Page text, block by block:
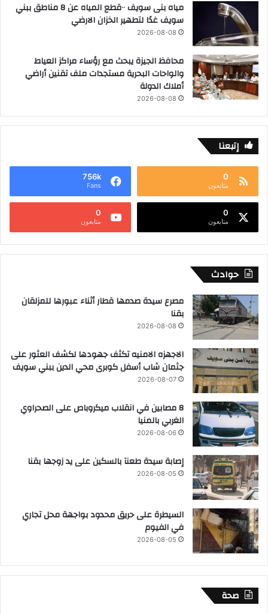
مياه بنى سويف ٠٠قطع المياه عن 8 مناطق ببني
سويف غدًا لتطهير الخزان الارضي
2026-08-08
محافظ الجيزة يبحث مع رؤساء مراكز العياط
والواحات البحرية مستجدات ملف تقنين أراضي
أملاك الدولة
2026-08-08
إتبعنا
0
متابعون
756k
Fans
0
متابعون
0
متابعون
حوادث
مصرع سيدة صدمها قطار أثناء عبورها للمزلقان
بقنا
2026-08-08
الاجهزه الامنيه تكثف جهودها لكشف العثور على
جثمان شاب أسفل كوبرى محي الدين ببني سويف
2026-08-07
8 مصابين في انقلاب ميكروباص على الصحراوي
الغربي بالمنيا
2026-08-06
إصابة سيدة طعنآ بالسكين على يد زوجها بقنا
2026-08-05
السيطرة على حريق محدود بواجهة محل تجاري
في الفيوم
2026-08-05
صحة